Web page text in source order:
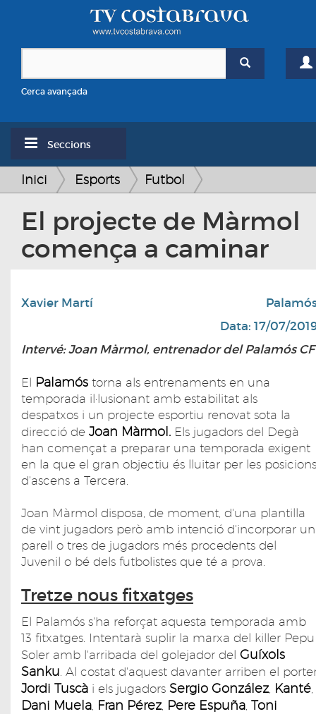
Cerca avançada
Seccions
Inici Esports Futbol
El projecte de Màrmol
comença a caminar
Xavier Martí
Data: 17/07/
Intervé: Joan Màrmol, entrenador del Palamós CF
El Palamós torna als entrenaments en una
temporada il·lusionant amb estabilitat als
despatxos i un projecte esportiu renovat sota la
direcció de Joan Màrmol. Els jugadors del Degà
han començat a preparar una temporada exigent
en la que el gran objectiu és lluitar per les posicions
d'ascens a Tercera.
Joan Màrmol disposa, de moment, d'una plantilla
de vint jugadors però amb intenció d'incorporar un
parell o tres de jugadors més procedents del
Juvenil o bé dels futbolistes que té a prova.
Tretze nous fitxatges
El Palamós s'ha reforçat aquesta temporada amb
13 fitxatges. Intentarà suplir la marxa del killer Pepu
Soler amb l'arribada del golejador del Guíxols
Sanku. Al costat d'aquest davanter arriben el
Jordi Tuscà i els jugadors Sergio González, Kanté,
Dani Muela, Fran Pérez, Pere Espuña, Toni